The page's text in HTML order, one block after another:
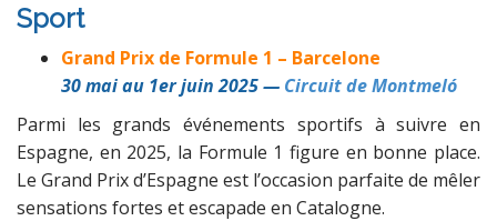
Sport
Grand Prix de Formule 1 – Barcelone
30 mai au 1er juin 2025 — Circuit de Montmeló
Parmi les grands événements sportifs à suivre en
Espagne, en 2025, la Formule 1 figure en bonne place.
Le Grand Prix d’Espagne est l’occasion parfaite de mêler
sensations fortes et escapade en Catalogne.